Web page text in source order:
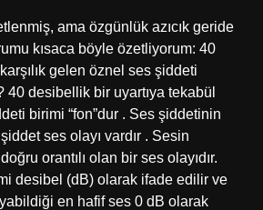
ama özgünlük azıcık geride
kısaca böyle özetliyorum: 40
gelen öznel ses şiddeti
40 desibellik bir uyartıya tekabül
birimi “fon”dur . Ses şiddetinin
ses olayı vardır . Sesin
orantılı olan bir ses olayıdır.
desibel (dB) olarak ifade edilir ve
en hafif ses 0 dB olarak